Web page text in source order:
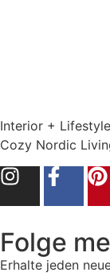
Interior +
Cozy Nordic
Folge
Erhalte jeden